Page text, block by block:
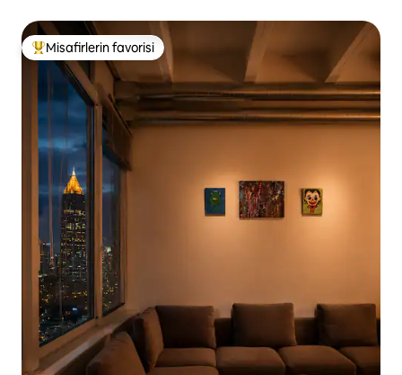
Misafirlerin favorilerinden en beğenilenler arasında
Misafirlerin favorisi